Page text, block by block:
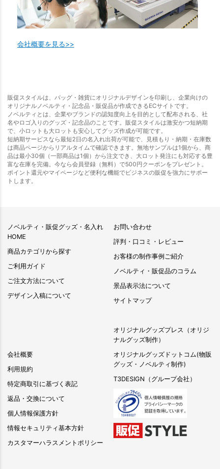
会社概要を見る>>
販促スタイルは、バッグ・雑貨にオリジナルデザインを印刷し、企業向けの
オリジナルノベルティ・記念品・販促品が作成できるECサイトです。
ノベルティとは、企業やブランドの認知度向上を目的として配布される、社
名やロゴ入りのグッズ・記念品のことです。販促スタイルは激安かつ短納期
で、小ロットも大ロットも安心してグッズ作成が可能です。
短納期サービスなら最短2日の名入れ出荷が可能で、見積もり・納期・在庫数
は商品ページからリアルタイムで確認できます。無地サンプルは1個から、商
品は最小30個（一部商品は1個）から注文でき、大ロット発注にも対応する豊
富な在庫を完備。今なら会員登録（無料）で500円クーポンをプレゼント。
ポイント還元やマイページなど便利な機能でビジネスの販促を強力にサポー
トします。
ノベルティ・販促グッズ・名入れ
HOME
商品カテゴリから探す
ご利用ガイド
ご注文方法について
デザイン入稿について
会社概要
利用規約
特定商取引に基づく表記
返品・交換について
個人情報保護方針
情報セキュリティ基本方針
カスタマーハラスメントポリシー
お問い合わせ
評判・口コミ・レビュー
お客様の制作事例ご紹介
ノベルティ・販促品のコラム
景品表示法について
サイトマップ
オリジナルグッズプレス（オリジ
ナルグッズ制作）
オリジナルグッズドットコム(物販
グッズ・ノベルティ制作)
T3DESIGN（グループ会社）